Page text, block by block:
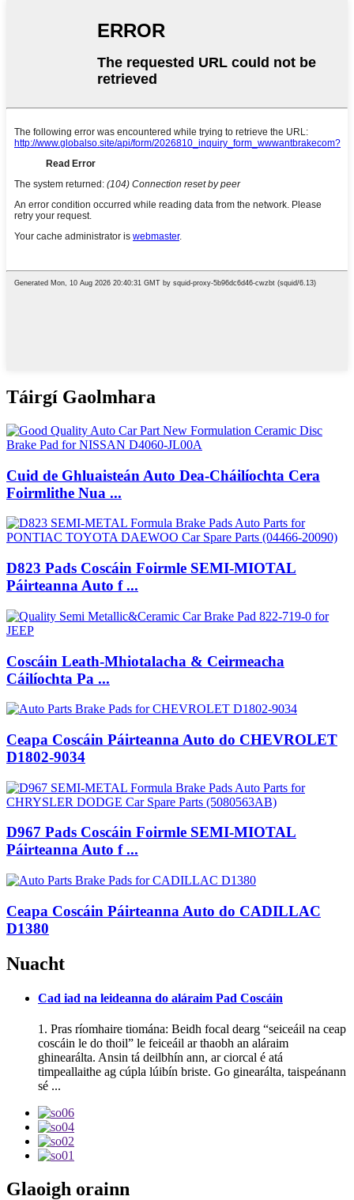
Táirgí Gaolmhara
Cuid de Ghluaisteán Auto Dea-Cháilíochta Cera
Foirmlithe Nua ...
D823 Pads Coscáin Foirmle SEMI-MIOTAL
Páirteanna Auto f ...
Coscáin Leath-Mhiotalacha & Ceirmeacha
Cáilíochta Pa ...
Ceapa Coscáin Páirteanna Auto do CHEVROLET
D1802-9034
D967 Pads Coscáin Foirmle SEMI-MIOTAL
Páirteanna Auto f ...
Ceapa Coscáin Páirteanna Auto do CADILLAC
D1380
Nuacht
Cad iad na leideanna do aláraim Pad Coscáin
1. Pras ríomhaire tiomána: Beidh focal dearg “seiceáil na ceap
coscáin le do thoil” le feiceáil ar thaobh an aláraim
ghinearálta. Ansin tá deilbhín ann, ar ciorcal é atá
timpeallaithe ag cúpla lúibín briste. Go ginearálta, taispeánann
sé ...
Glaoigh orainn